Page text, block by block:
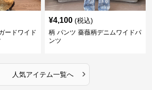
ードワイド
¥4,100 (税込)
柄 パンツ 薔薇柄デニムワイドパ
ンツ
人気アイテム一覧へ ›